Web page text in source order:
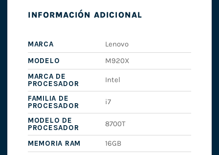
INFORMACIÓN ADICIONAL
MARCA
Lenovo
MODELO
M920X
MARCA DE
PROCESADOR
Intel
FAMILIA DE
PROCESADOR
i7
MODELO DE
PROCESADOR
8700T
MEMORIA RAM
16GB